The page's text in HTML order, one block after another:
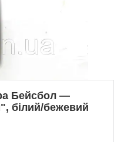
Бейсбол —
білий/бежевий